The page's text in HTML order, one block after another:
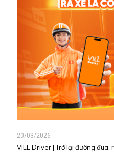
20/03/2026
VILL Driver | Trở lại đường đua,